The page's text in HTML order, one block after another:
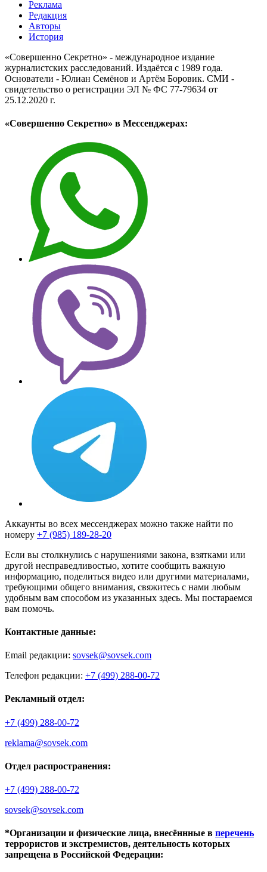
Реклама
Редакция
Авторы
История
«Совершенно Секретно» - международное издание
журналистских расследований. Издаётся с 1989 года.
Основатели - Юлиан Семёнов и Артём Боровик. CМИ -
свидетельство о регистрации ЭЛ № ФС 77-79634 от
25.12.2020 г.
«Совершенно Секретно» в Мессенджерах:
Аккаунты во всех мессенджерах можно также найти по
номеру +7 (985) 189-28-20
Если вы столкнулись с нарушениями закона, взятками или
другой несправедливостью, хотите сообщить важную
информацию, поделиться видео или другими материалами,
требующими общего внимания, свяжитесь с нами любым
удобным вам способом из указанных здесь. Мы постараемся
вам помочь.
Контактные данные:
Email редакции: sovsek@sovsek.com
Телефон редакции: +7 (499) 288-00-72
Рекламный отдел:
+7 (499) 288-00-72
reklama@sovsek.com
Отдел распространения:
+7 (499) 288-00-72
sovsek@sovsek.com
*Организации и физические лица, внесённные в перечень
террористов и экстремистов, деятельность которых
запрещена в Российской Федерации: